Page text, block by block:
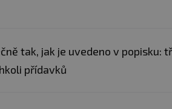
tak, jak je uvedeno v popisku:
přídavků